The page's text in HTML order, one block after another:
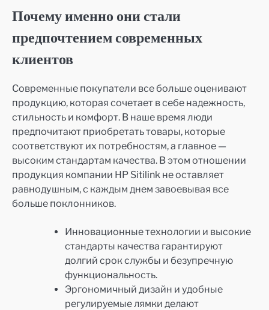
Почему именно они стали
предпочтением современных
клиентов
Современные покупатели все больше оценивают
продукцию, которая сочетает в себе надежность,
стильность и комфорт. В наше время люди
предпочитают приобретать товары, которые
соответствуют их потребностям, а главное —
высоким стандартам качества. В этом отношении
продукция компании HP Sitilink не оставляет
равнодушным, с каждым днем завоевывая все
больше поклонников.
Инновационные технологии и высокие
стандарты качества гарантируют
долгий срок службы и безупречную
функциональность.
Эргономичный дизайн и удобные
регулируемые лямки делают